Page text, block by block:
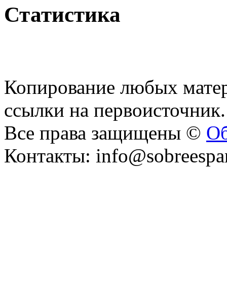
Статистика
Копирование любых
ссылки на первоисточник.
Все права защищены ©
Контакты: